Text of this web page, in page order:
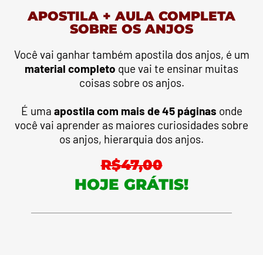
APOSTILA + AULA COMPLETA
SOBRE OS ANJOS
Você vai ganhar também apostila dos anjos, é um
material completo que vai te ensinar muitas
coisas sobre os anjos.
É uma apostila com mais de 45 páginas onde
você vai aprender as maiores curiosidades sobre
os anjos, hierarquia dos anjos.
R$47,00
HOJE GRÁTIS!